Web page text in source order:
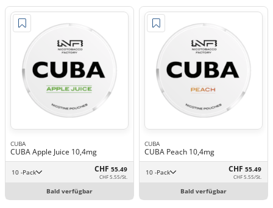
CUBA
CUBA Apple Juice 10,4mg
10 -Pack CHF 55.49
CHF 5.55/St.
Bald verfügbar
CUBA
CUBA Peach 10,4mg
10 -Pack CHF 55.49
CHF 5.55/St.
Bald verfügbar